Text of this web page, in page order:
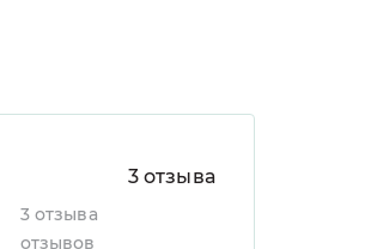
3 отзыва
3 отзыва
отзывов